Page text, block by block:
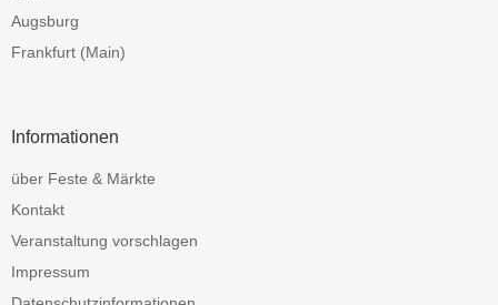
Augsburg
Frankfurt (Main)
Informationen
über Feste & Märkte
Kontakt
Veranstaltung vorschlagen
Impressum